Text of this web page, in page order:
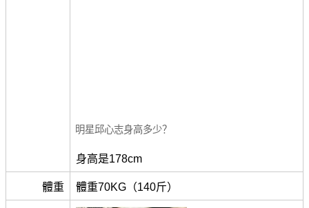
明星邱心志身高多少？
身高是178cm
體重 體重70KG（140斤）